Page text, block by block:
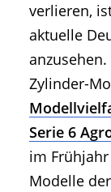
verlieren,
aktuelle
Zylinder-
Serie 6
im
Modelle